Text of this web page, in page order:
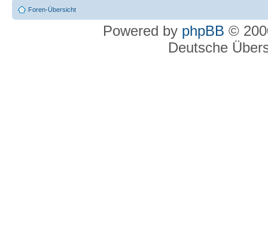
Foren-Übersicht
Powered by phpBB ©
Deutsche